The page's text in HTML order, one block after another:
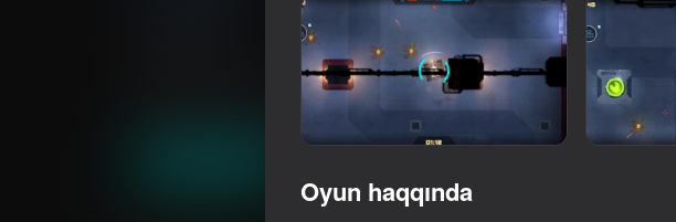
Oyunçuların qiyməti 12+
truelisgames
Oyun haqqında